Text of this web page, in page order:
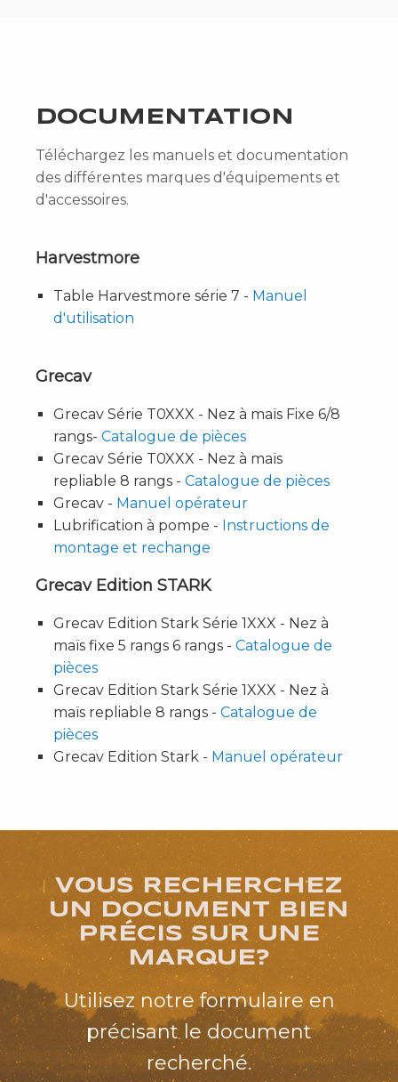
DOCUMENTATION
Téléchargez les manuels et documentation
des différentes marques d'équipements et
d'accessoires.
Harvestmore
Table Harvestmore série 7 - Manuel
d'utilisation
Grecav
Grecav Série T0XXX - Nez à maïs Fixe 6/8
rangs- Catalogue de pièces
Grecav Série T0XXX - Nez à maïs
repliable 8 rangs - Catalogue de pièces
Grecav - Manuel opérateur
Lubrification à pompe - Instructions de
montage et rechange
Grecav Edition STARK
Grecav Edition Stark Série 1XXX - Nez à
maïs fixe 5 rangs 6 rangs - Catalogue de
pièces
Grecav Edition Stark Série 1XXX - Nez à
maïs repliable 8 rangs - Catalogue de
pièces
Grecav Edition Stark - Manuel opérateur
VOUS RECHERCHEZ
UN DOCUMENT BIEN
PRÉCIS SUR UNE
MARQUE?
Utilisez notre formulaire en
précisant le document
recherché.